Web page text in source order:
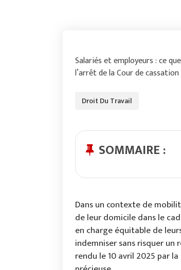
Salariés et employeurs : ce
l’arrêt de la Cour de cassation
Droit Du Travail
SOMMAIRE :
Dans un contexte de
de leur domicile dans le
en charge équitable de
indemniser sans risquer un
rendu le 10 avril 2025 par